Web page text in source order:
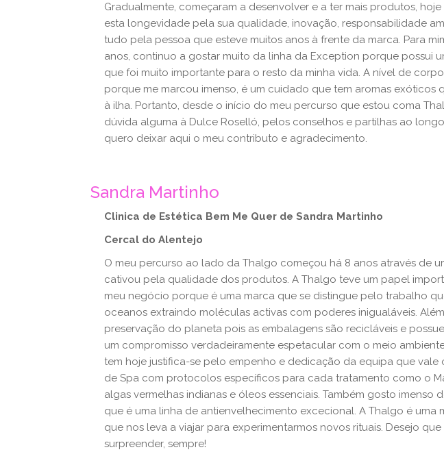
Gradualmente, começaram a desenvolver e a ter mais produtos,
esta longevidade pela sua qualidade, inovação, responsabilidade
tudo pela pessoa que esteve muitos anos à frente da marca. Para
anos, continuo a gostar muito da linha da Exception porque possui
que foi muito importante para o resto da minha vida. A nível de
porque me marcou imenso, é um cuidado que tem aromas exóticos
à ilha. Portanto, desde o início do meu percurso que estou coma
dúvida alguma à Dulce Roselló, pelos conselhos e partilhas ao
quero deixar aqui o meu contributo e agradecimento.
Sandra Martinho
Clinica de Estética Bem Me Quer de Sandra Martinho
Cercal do Alentejo
O meu percurso ao lado da Thalgo começou há 8 anos através de
cativou pela qualidade dos produtos. A Thalgo teve um papel
meu negócio porque é uma marca que se distingue pelo trabalho
oceanos extraindo moléculas activas com poderes inigualáveis.
preservação do planeta pois as embalagens são recicláveis e
um compromisso verdadeiramente espetacular com o meio
tem hoje justifica-se pelo empenho e dedicação da equipa que vale
de Spa com protocolos específicos para cada tratamento como o
algas vermelhas indianas e óleos essenciais. Também gosto imenso
que é uma linha de antienvelhecimento excecional. A Thalgo é uma
que nos leva a viajar para experimentarmos novos rituais. Desejo
surpreender, sempre!